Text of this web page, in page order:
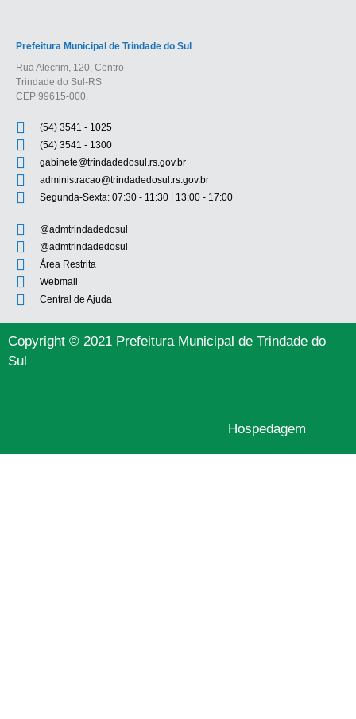
Prefeitura Municipal de Trindade do Sul
Rua Alecrim, 120, Centro
Trindade do Sul-RS
CEP 99615-000.
(54) 3541 - 1025
(54) 3541 - 1300
gabinete@trindadedosul.rs.gov.br
administracao@trindadedosul.rs.gov.br
Segunda-Sexta: 07:30 - 11:30 | 13:00 - 17:00
@admtrindadedosul
@admtrindadedosul
Área Restrita
Webmail
Central de Ajuda
Copyright © 2021 Prefeitura Municipal de Trindade do
Sul
Hospedagem